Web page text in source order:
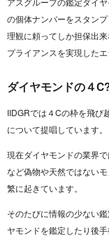
の個体ナンバーをスタン
理観に頼ってしか担保出
プライアンスを実現した
ダイヤモンドの４
IIDGRでは４Cの枠を飛び
について提唱しています。
現在ダイヤモンドの業界
など偽物や天然ではない
繁に起きています。
そのたびに情報の少ない
ヤモンドを鑑定したり後